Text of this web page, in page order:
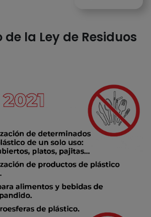
la Ley de Residuos